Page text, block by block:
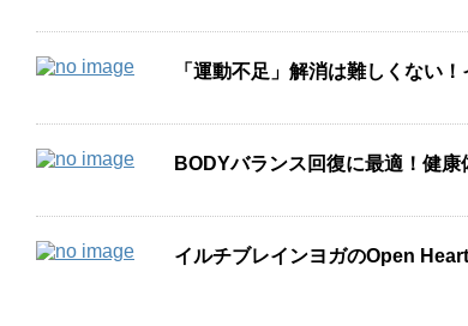
「運動不足」解消は難しくない
BODYバランス回復に最適！健
イルチブレインヨガのOpen